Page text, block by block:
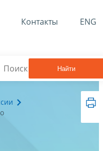
Контакты ENG
Найти